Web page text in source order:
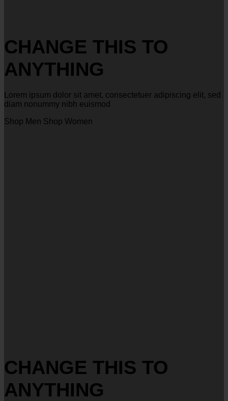
CHANGE THIS TO
ANYTHING
Lorem ipsum dolor sit amet, consectetuer adipiscing elit, sed
diam nonummy nibh euismod
Shop Men Shop Women
CHANGE THIS TO
ANYTHING